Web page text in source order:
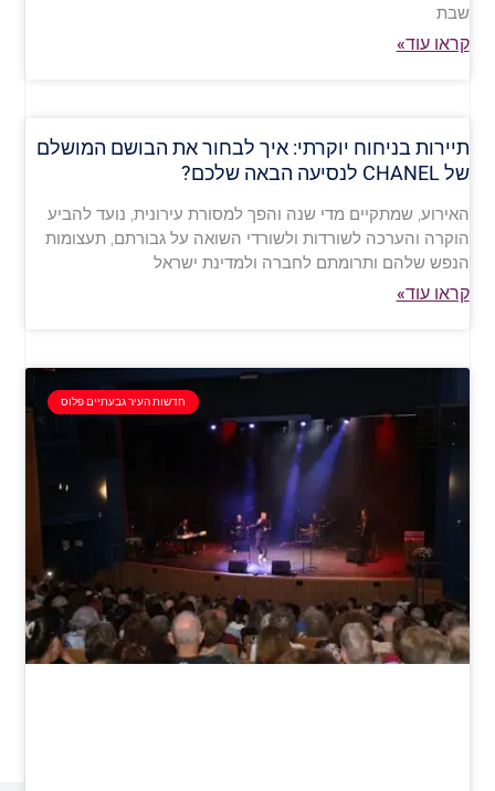
שבת
קראו עוד»
תיירות בניחוח יוקרתי: איך לבחור את הבושם המושלם
של CHANEL לנסיעה הבאה שלכם?
האירוע, שמתקיים מדי שנה והפך למסורת עירונית, נועד להביע
הוקרה והערכה לשורדות ולשורדי השואה על גבורתם, תעצומות
הנפש שלהם ותרומתם לחברה ולמדינת ישראל
קראו עוד»
חדשות העיר גבעתיים פלוס